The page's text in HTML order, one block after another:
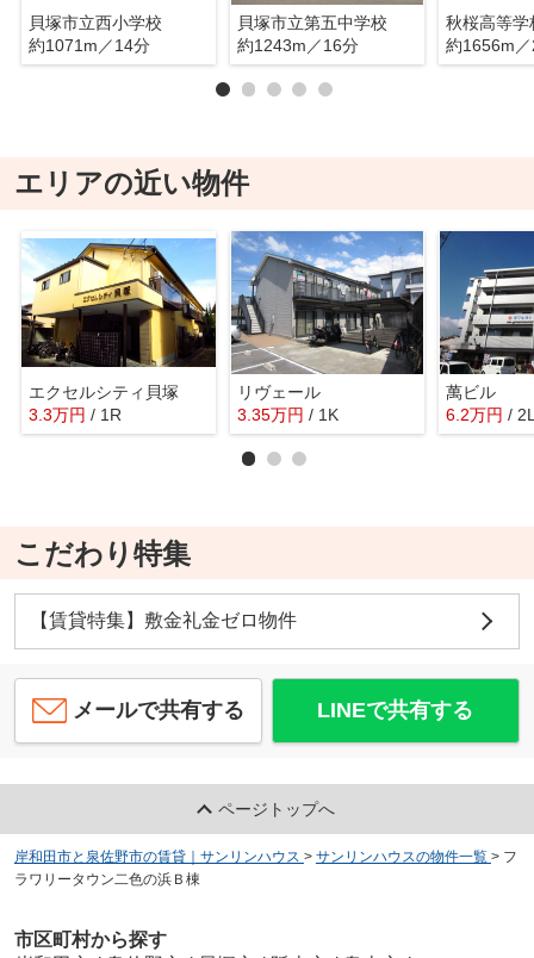
貝塚市立西小学校
約1071m／14分
貝塚市立第五中学校
約1243m／16分
秋桜高等学
約1656m
エリアの近い物件
エクセルシティ貝塚
3.3万円 / 1R
リヴェール
3.35万円 / 1K
萬ビル
6.2万円 /
こだわり特集
【賃貸特集】敷金礼金ゼロ物件
メールで共有する LINEで共有する
ページトップへ
岸和田市と泉佐野市の賃貸｜サンリンハウス > サンリンハウスの物件一覧 > フ
ラワリータウン二色の浜Ｂ棟
市区町村から探す